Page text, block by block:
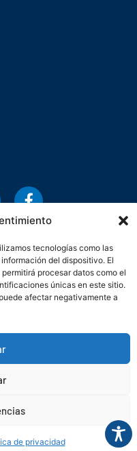
tecnologías como las
del dispositivo. El
procesar datos como el
únicas en este sitio.
afectar negativamente a
de privacidad
de Empresarios